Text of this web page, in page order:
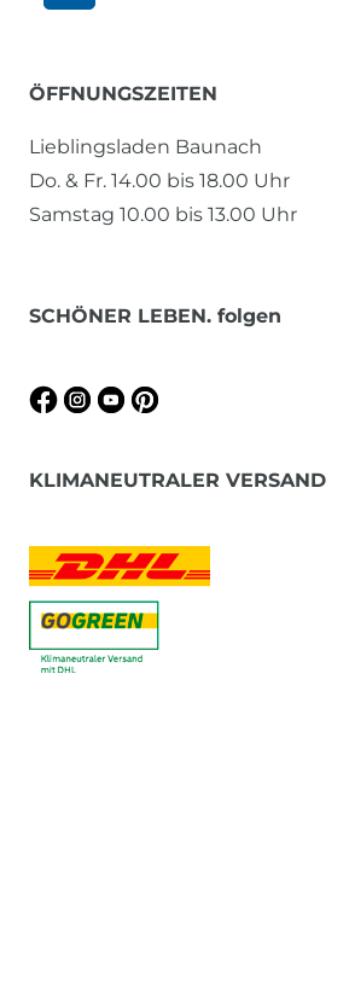
ÖFFNUNGSZEITEN
Lieblingsladen Baunach
Do. & Fr. 14.00 bis 18.00 Uhr
Samstag 10.00 bis 13.00 Uhr
SCHÖNER LEBEN. folgen
KLIMANEUTRALER VERSAND